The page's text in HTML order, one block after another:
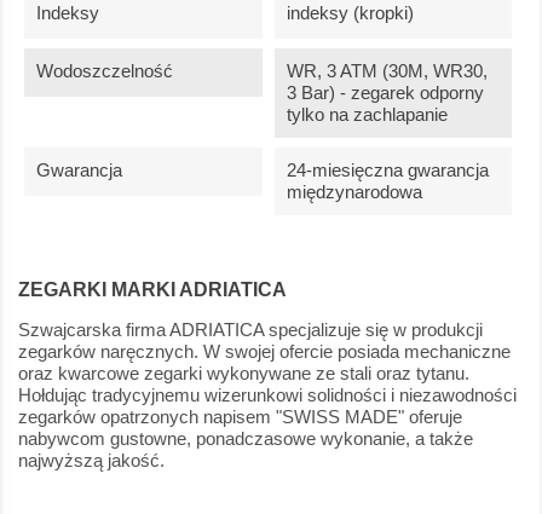
Indeksy indeksy (kropki)
Wodoszczelność
WR, 3 ATM (30M, WR30,
3 Bar) - zegarek odporny
tylko na zachlapanie
Gwarancja
24-miesięczna gwarancja
międzynarodowa
ZEGARKI MARKI ADRIATICA
Szwajcarska firma ADRIATICA specjalizuje się w produkcji
zegarków naręcznych. W swojej ofercie posiada mechaniczne
oraz kwarcowe zegarki wykonywane ze stali oraz tytanu.
Hołdując tradycyjnemu wizerunkowi solidności i niezawodności
zegarków opatrzonych napisem "SWISS MADE" oferuje
nabywcom gustowne, ponadczasowe wykonanie, a także
najwyższą jakość.